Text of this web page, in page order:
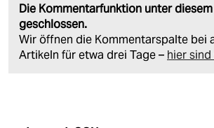
Die Kommentarfunktion unter
geschlossen.
Wir öffnen die Kommentarspalte bei
Artikeln für etwa drei Tage – hier sind